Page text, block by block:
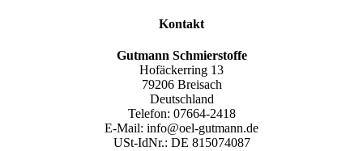
Kontakt
Gutmann Schmierstoffe
Hofäckerring 13
79206 Breisach
Deutschland
Telefon: 07664-2418
E-Mail: info@oel-gutmann.de
USt-IdNr.: DE 815074087